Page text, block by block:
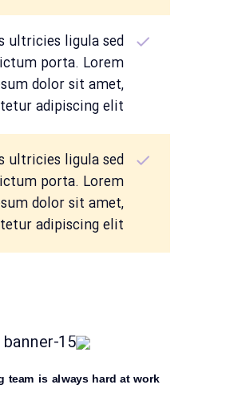
ultricies ligula sed
porta. Lorem
dolor sit amet,
adipiscing elit.
ultricies ligula sed
porta. Lorem
dolor sit amet,
adipiscing elit.
team is always hard at work